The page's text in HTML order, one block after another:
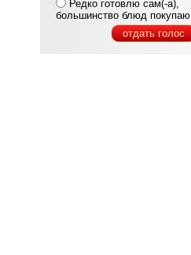
большинство блюд покупаю
отдать голос